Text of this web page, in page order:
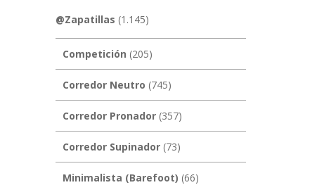
@Zapatillas (1.145)
Competición (205)
Corredor Neutro (745)
Corredor Pronador(357)
Corredor Supinador(73)
Minimalista (Barefoot) (66)